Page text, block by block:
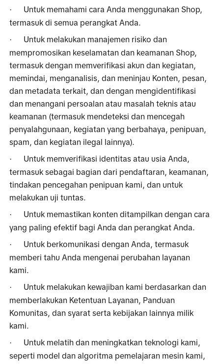
·
Untuk memahami cara Anda menggunakan Shop,
termasuk di semua perangkat Anda.
·
Untuk melakukan manajemen risiko dan
mempromosikan keselamatan dan keamanan Shop,
termasuk dengan memverifikasi akun dan kegiatan,
memindai, menganalisis, dan meninjau Konten, pesan,
dan metadata terkait, dan dengan mengidentifikasi
dan menangani persoalan atau masalah teknis atau
keamanan (termasuk mendeteksi dan mencegah
penyalahgunaan, kegiatan yang berbahaya, penipuan,
spam, dan kegiatan ilegal lainnya).
·
Untuk memverifikasi identitas atau usia Anda,
termasuk sebagai bagian dari pendaftaran, keamanan,
tindakan pencegahan penipuan kami, dan untuk
melakukan uji tuntas.
·
Untuk memastikan konten ditampilkan dengan cara
yang paling efektif bagi Anda dan perangkat Anda.
·
Untuk berkomunikasi dengan Anda, termasuk
memberi tahu Anda mengenai perubahan layanan
kami.
·
Untuk melakukan kewajiban kami berdasarkan dan
memberlakukan Ketentuan Layanan, Panduan
Komunitas, dan syarat serta kebijakan lainnya milik
kami.
·
Untuk melatih dan meningkatkan teknologi kami,
seperti model dan algoritma pemelajaran mesin kami,